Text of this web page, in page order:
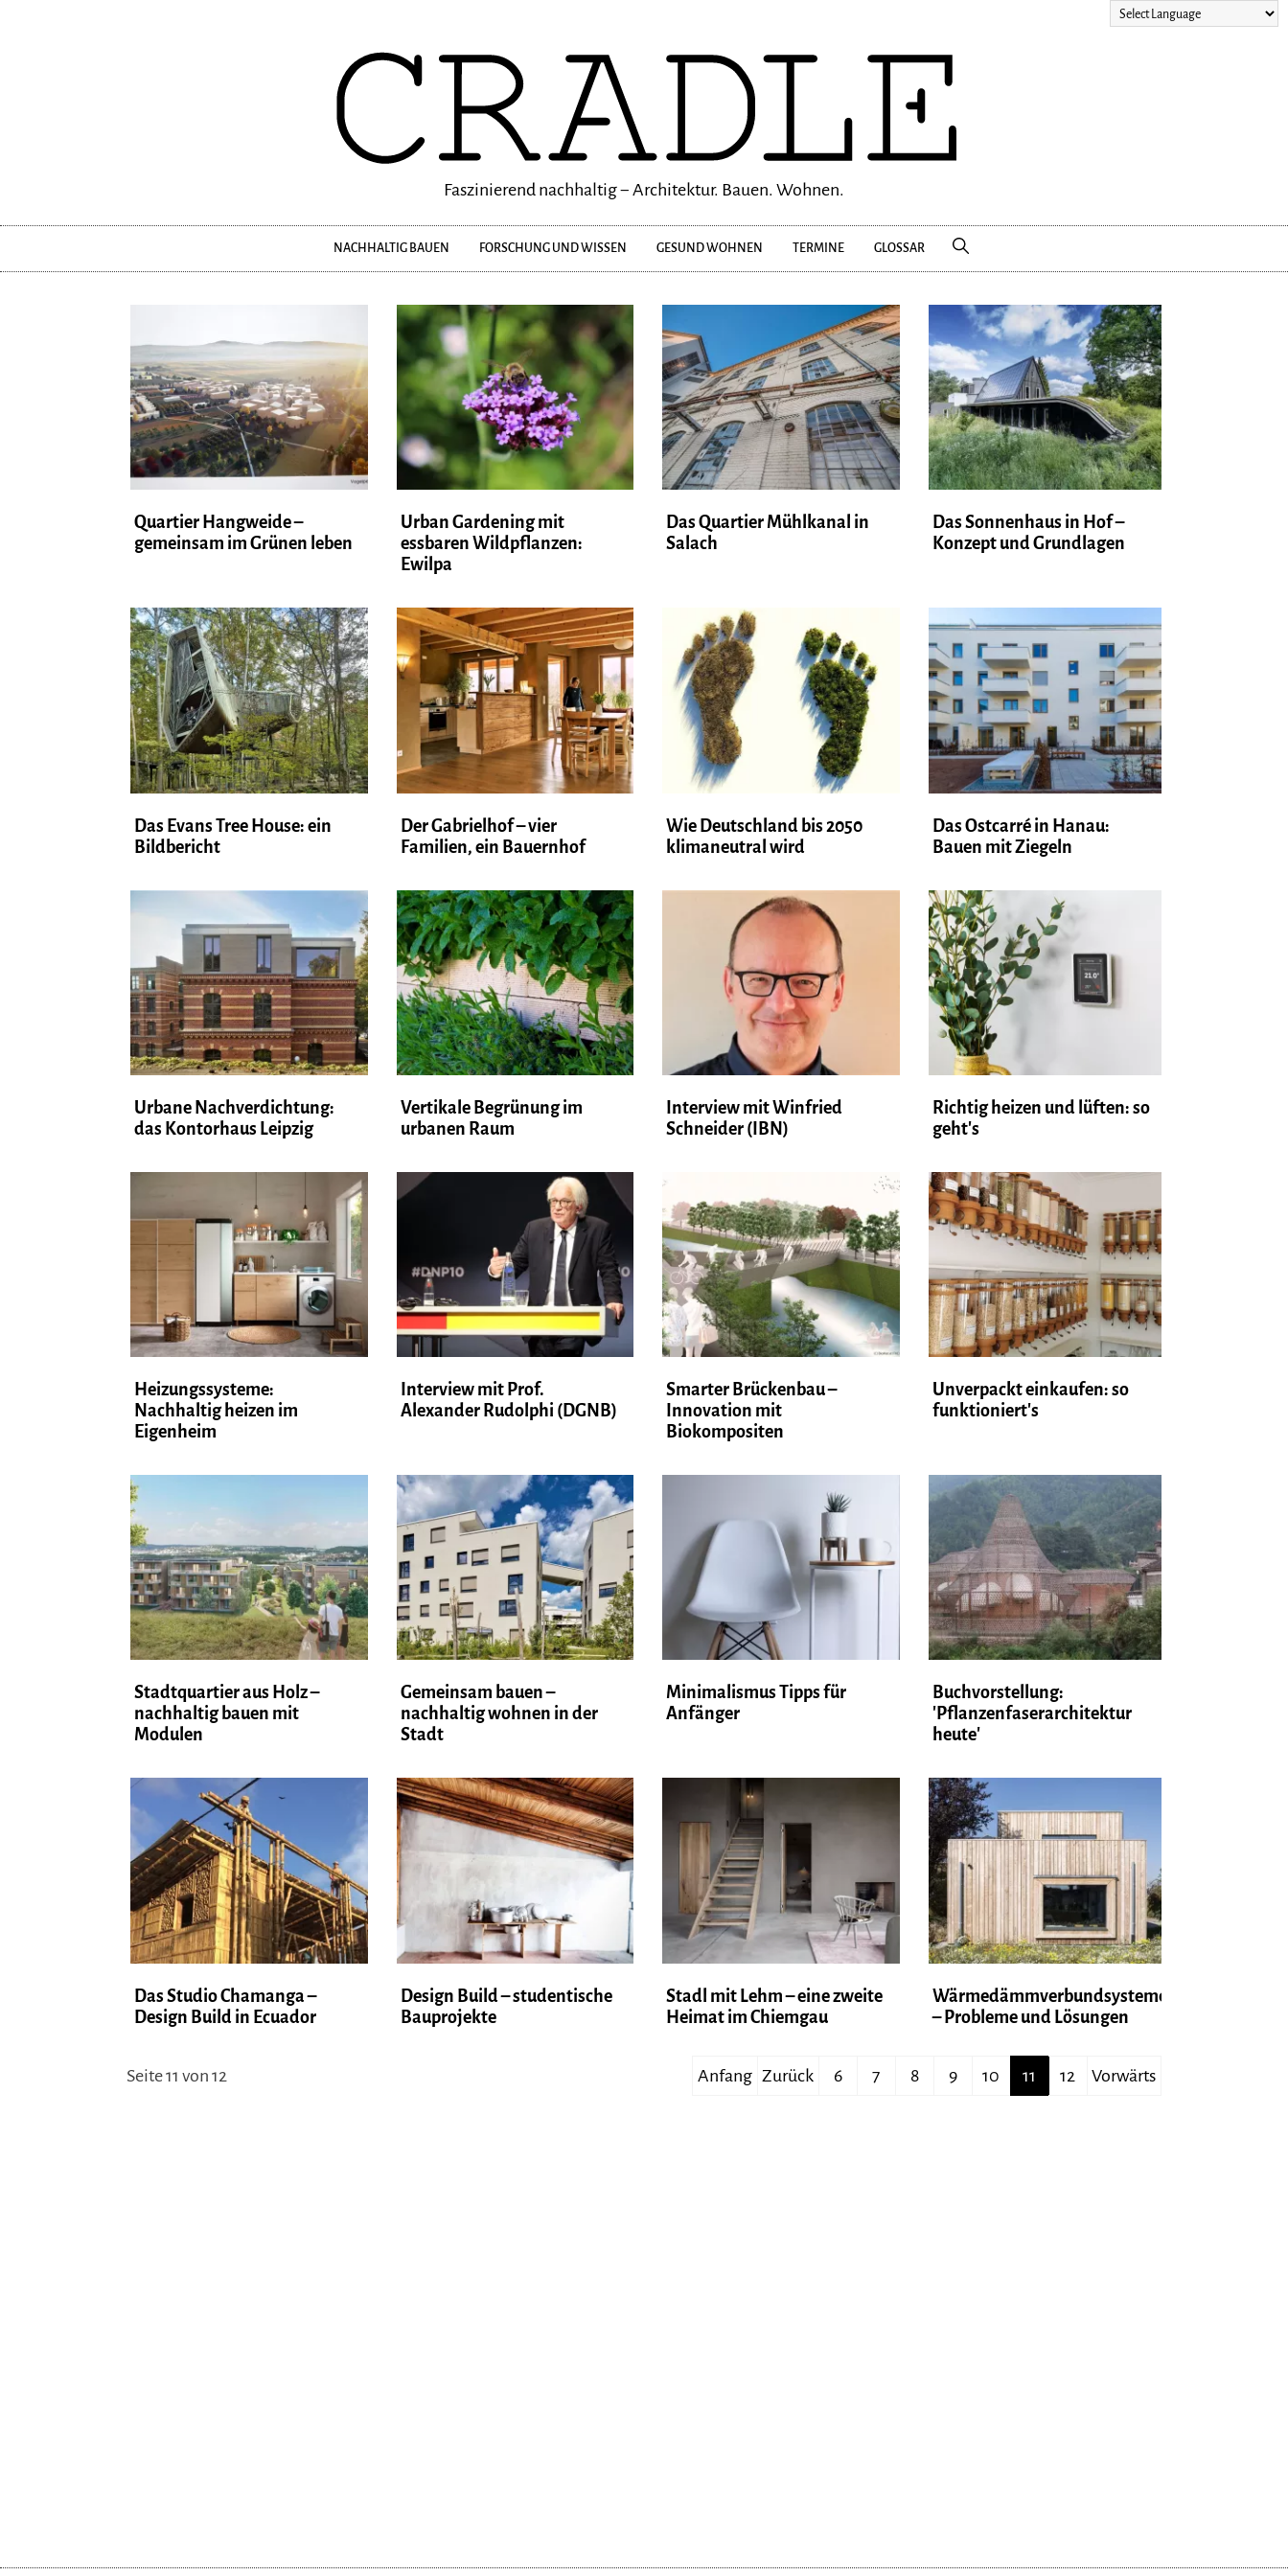
Faszinierend nachhaltig − Architektur. Bauen. Wohnen.
NACHHALTIG BAUEN FORSCHUNG UND WISSEN GESUND WOHNEN TERMINE GLOSSAR
Quartier Hangweide –
gemeinsam im Grünen leben
Urban Gardening mit
essbaren Wildpflanzen:
Ewilpa
Das Quartier Mühlkanal in
Salach
Das Sonnenhaus in Hof –
Konzept und Grundlagen
Das Evans Tree House: ein
Bildbericht
Der Gabrielhof – vier
Familien, ein Bauernhof
Wie Deutschland bis 2050
klimaneutral wird
Das Ostcarré in Hanau:
Bauen mit Ziegeln
Urbane Nachverdichtung:
das Kontorhaus Leipzig
Vertikale Begrünung im
urbanen Raum
Interview mit Winfried
Schneider (IBN)
Richtig heizen und lüften: so
geht's
Heizungssysteme:
Nachhaltig heizen im
Eigenheim
Interview mit Prof.
Alexander Rudolphi (DGNB)
Smarter Brückenbau –
Innovation mit
Biokompositen
Unverpackt einkaufen: so
funktioniert's
Stadtquartier aus Holz –
nachhaltig bauen mit
Modulen
Gemeinsam bauen –
nachhaltig wohnen in der
Stadt
Minimalismus Tipps für
Anfänger
Buchvorstellung:
'Pflanzenfaserarchitektur
heute'
Das Studio Chamanga –
Design Build in Ecuador
Design Build – studentische
Bauprojekte
Stadl mit Lehm – eine zweite
Heimat im Chiemgau
Wärmedämmverbundsysteme
– Probleme und Lösungen
Seite 11 von 12 Anfang Zurück 6 7 8 9 10 11 12 Vorwärts